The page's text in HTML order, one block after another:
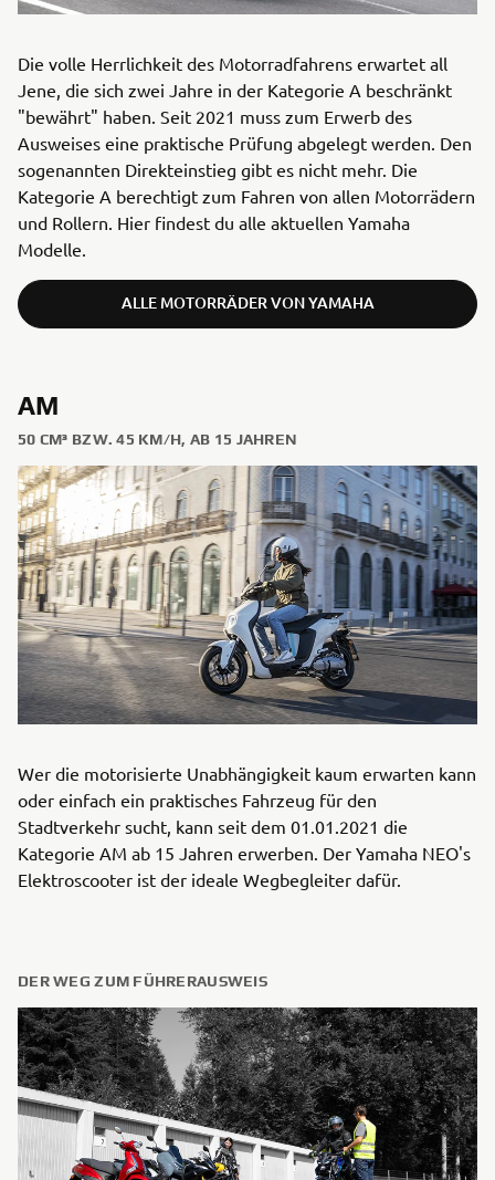
Die volle Herrlichkeit des Motorradfahrens erwartet all
Jene, die sich zwei Jahre in der Kategorie A beschränkt
"bewährt" haben. Seit 2021 muss zum Erwerb des
Ausweises eine praktische Prüfung abgelegt werden. Den
sogenannten Direkteinstieg gibt es nicht mehr. Die
Kategorie A berechtigt zum Fahren von allen Motorrädern
und Rollern. Hier findest du alle aktuellen Yamaha
Modelle.
ALLE MOTORRÄDER VON YAMAHA
AM
50 CM³ BZW. 45 KM/H, AB 15 JAHREN
Wer die motorisierte Unabhängigkeit kaum erwarten kann
oder einfach ein praktisches Fahrzeug für den
Stadtverkehr sucht, kann seit dem 01.01.2021 die
Kategorie AM ab 15 Jahren erwerben. Der Yamaha NEO's
Elektroscooter ist der ideale Wegbegleiter dafür.
DER WEG ZUM FÜHRERAUSWEIS